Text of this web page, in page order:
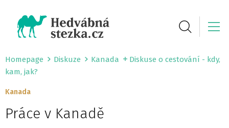
Homepage Diskuze Kanada
Diskuse o cestování - kdy,
kam, jak?
Kanada
Práce v Kanadě